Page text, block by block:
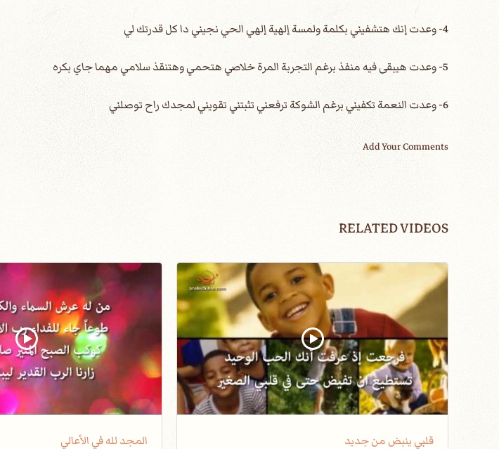
4- وعدت إنك هتشفيني بكلمة ولمسة إلهية إلهي الحي نجيني دا كل قدرتك لي
5- وعدت هيبقى فيه منفذ برغم التجربة المرة خلاصي هتحمي وهتنقذ سلامي مهما جاي بكره
6- وعدت النعمة تكفيني برغم الشوكة ترفعني تثبتني تقويني لمجدك راح توصلني
Add Your Comments
RELATED VIDEOS
قلبي ينبض من جديد المجد لله في الأعالي